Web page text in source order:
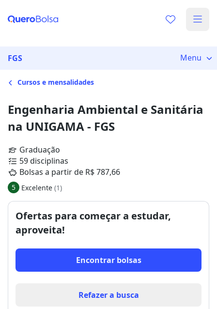
FGS Menu
Cursos e mensalidades
Engenharia Ambiental e Sanitária
na UNIGAMA - FGS
Graduação
59 disciplinas
Bolsas a partir de R$ 787,66
5 Excelente (1)
Ofertas para começar a estudar,
aproveita!
Encontrar bolsas
Refazer a busca